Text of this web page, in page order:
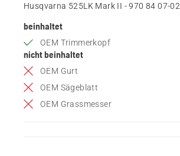
Husqvarna 525LK Mark II - 970 84 07‑02
beinhaltet
OEM Trimmerkopf
nicht beinhaltet
OEM Gurt
OEM Sägeblatt
OEM Grassmesser